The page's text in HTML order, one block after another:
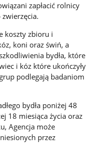
zapłacić rolnicy
koszty zbioru i
koni oraz świń, a
bydła, które
i kóz które ukończyły
podlegają badaniom
bydła poniżej 48
18 miesiąca życia oraz
Agencja może
przez